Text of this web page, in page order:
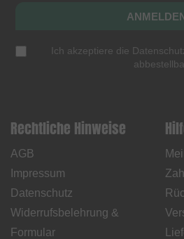
Ich akzeptiere die
Rechtliche Hinweise
AGB
Impressum
Datenschutz
Widerrufsbelehrung &
Formular